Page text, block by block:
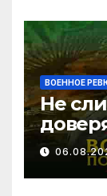
ВОЕННОЕ
Не
США в